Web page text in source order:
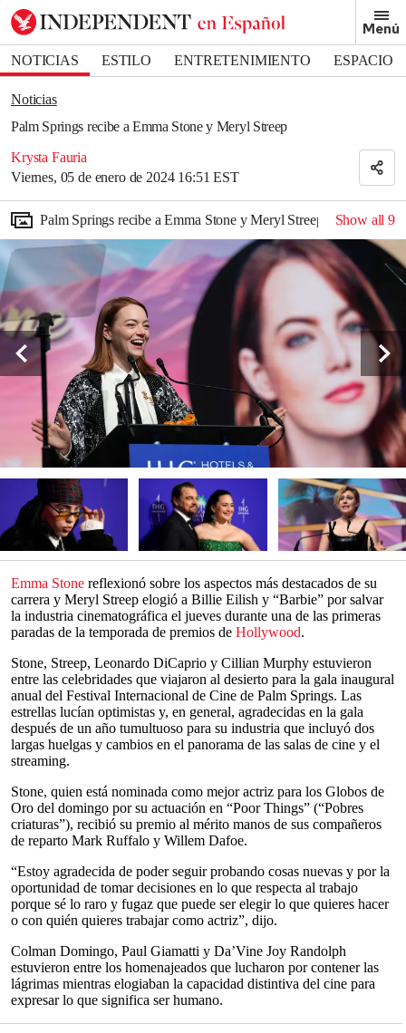
Menú
NOTICIAS ESTILO ENTRETENIMIENTO
ESPACIO
DEPORTES
Noticias
Palm Springs recibe a Emma Stone y Meryl Streep
Krysta Fauria
Viernes, 05 de enero de 2024 16:51 EST
Bookmark popover
Removed from bookmarks
Close popover
Palm Springs recibe a Emma Stone y Meryl Streep Show all9
Emma Stone reflexionó sobre los aspectos más destacados de su
carrera y Meryl Streep elogió a Billie Eilish y “Barbie” por salvar
la industria cinematográfica el jueves durante una de las primeras
paradas de la temporada de premios de Hollywood.
Stone, Streep, Leonardo DiCaprio y Cillian Murphy estuvieron
entre las celebridades que viajaron al desierto para la gala inaugural
anual del Festival Internacional de Cine de Palm Springs. Las
estrellas lucían optimistas y, en general, agradecidas en la gala
después de un año tumultuoso para su industria que incluyó dos
largas huelgas y cambios en el panorama de las salas de cine y el
streaming.
Stone, quien está nominada como mejor actriz para los Globos de
Oro del domingo por su actuación en “Poor Things” (“Pobres
criaturas”), recibió su premio al mérito manos de sus compañeros
de reparto Mark Ruffalo y Willem Dafoe.
“Estoy agradecida de poder seguir probando cosas nuevas y por la
oportunidad de tomar decisiones en lo que respecta al trabajo
porque sé lo raro y fugaz que puede ser elegir lo que quieres hacer
o con quién quieres trabajar como actriz”, dijo.
Colman Domingo, Paul Giamatti y Da’Vine Joy Randolph
estuvieron entre los homenajeados que lucharon por contener las
lágrimas mientras elogiaban la capacidad distintiva del cine para
expresar lo que significa ser humano.